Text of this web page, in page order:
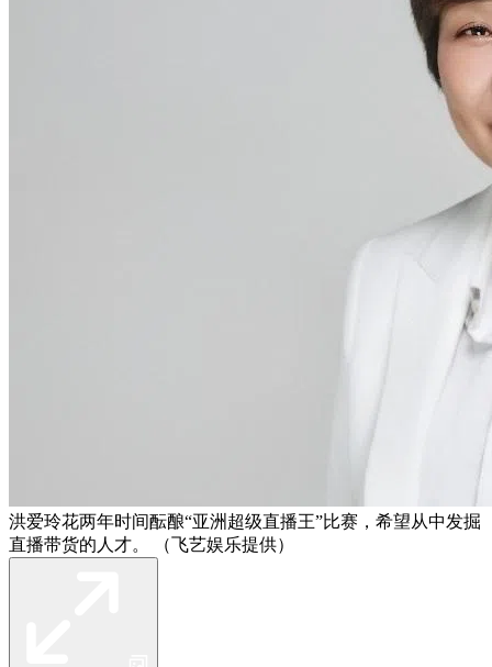
洪爱玲花两年时间酝酿“亚洲超级直播王”比赛，希望从中发掘
直播带货的人才。 （飞艺娱乐提供）